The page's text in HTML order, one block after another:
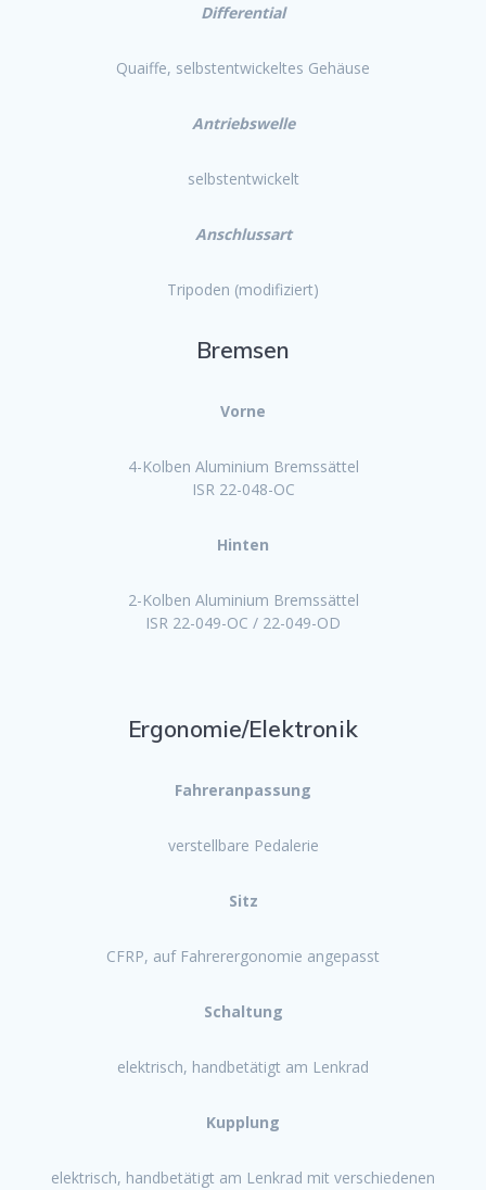
Differential
Quaiffe, selbstentwickeltes Gehäuse
Antriebswelle
selbstentwickelt
Anschlussart
Tripoden (modifiziert)
Bremsen
Vorne
4-Kolben Aluminium Bremssättel
ISR 22-048-OC
Hinten
2-Kolben Aluminium Bremssättel
ISR 22-049-OC / 22-049-OD
Ergonomie/Elektronik
Fahreranpassung
verstellbare Pedalerie
Sitz
CFRP, auf Fahrerergonomie angepasst
Schaltung
elektrisch, handbetätigt am Lenkrad
Kupplung
elektrisch, handbetätigt am Lenkrad mit verschiedenen